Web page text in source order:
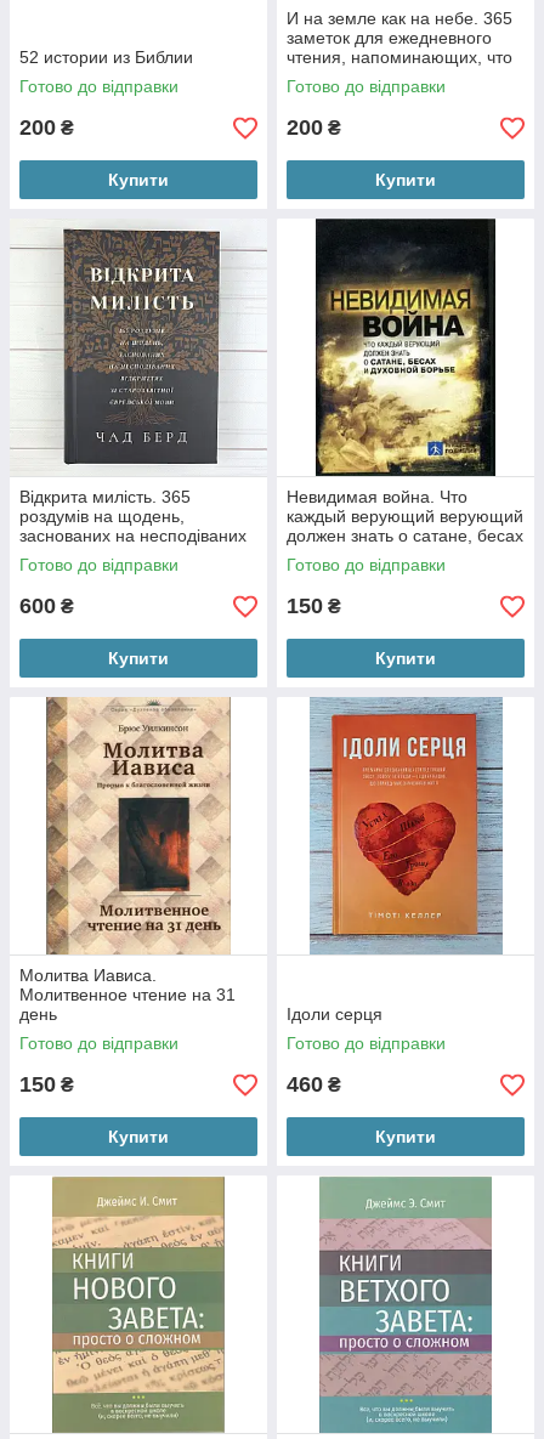
52 истории из Библии
Готово до відправки
200 ₴
Купити
И на земле как на небе. 365
заметок для ежедневного
чтения, напоминающих, что
Божье Царство - здесь и
сейчас
Готово до відправки
200 ₴
Купити
Відкрита милість. 365
роздумів на щодень,
заснованих на несподіваних
відкриттях зі старозавітної
євр
Готово до відправки
600 ₴
Купити
Невидимая война. Что
каждый верующий верующий
должен знать о сатане, бесах
и духовной борьбе
Готово до відправки
150 ₴
Купити
Молитва Иависа.
Молитвенное чтение на 31
день
Готово до відправки
150 ₴
Купити
Ідоли серця
Готово до відправки
460 ₴
Купити